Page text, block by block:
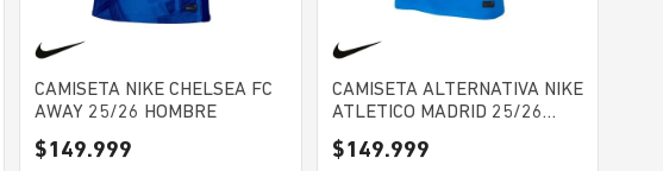
CAMISETA NIKE CHELSEA FC
AWAY 25/26 HOMBRE
$149.999
CAMISETA ALTERNATIVA NIKE
ATLETICO MADRID 25/26
HOMBRE
$149.999